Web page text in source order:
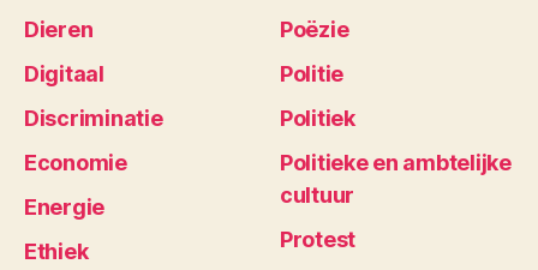
Dieren
Digitaal
Discriminatie
Economie
Energie
Ethiek
Poëzie
Politie
Politiek
Politieke en ambtelijke
cultuur
Protest